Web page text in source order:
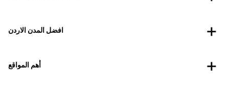
افضل المدن الاردن
أهم المواقع